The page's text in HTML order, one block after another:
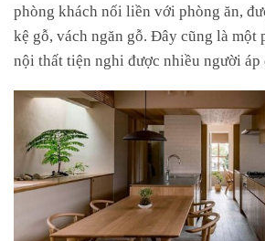
phòng khách nối liền với phòng ăn,
kệ gỗ, vách ngăn gỗ. Đây cũng là một
nội thất tiện nghi được nhiều người áp